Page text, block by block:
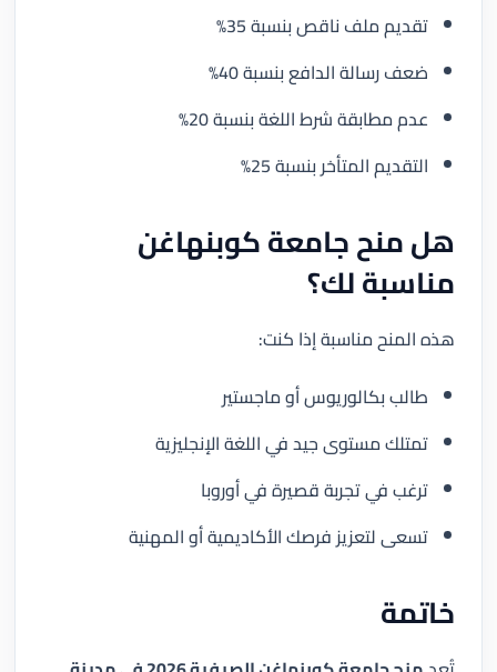
تقديم ملف ناقص بنسبة 35%
ضعف رسالة الدافع بنسبة 40%
عدم مطابقة شرط اللغة بنسبة 20%
التقديم المتأخر بنسبة 25%
هل منح جامعة كوبنهاغن
مناسبة لك؟
هذه المنح مناسبة إذا كنت:
طالب بكالوريوس أو ماجستير
تمتلك مستوى جيد في اللغة الإنجليزية
ترغب في تجربة قصيرة في أوروبا
تسعى لتعزيز فرصك الأكاديمية أو المهنية
خاتمة